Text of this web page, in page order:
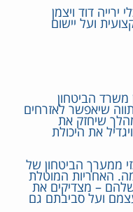
ירייה דוד ויצמן
ועל יישום
משרד הביטחון
שיאפשר לאזרחים
שיחזק את
את היכולת
ממערך הביטחון של
האחריות המוטלת
שלהם – מצדיקים את
ועל סביבתם גם